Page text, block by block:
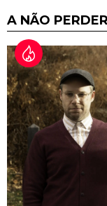
A NÃO PERDER